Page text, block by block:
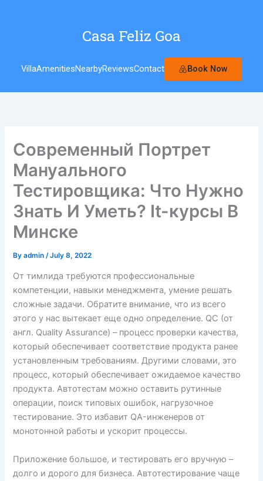
Casa Feliz Goa
VillaAmenitiesNearbyReviewsContact Book Now
Современный Портрет
Мануального
Тестировщика: Что Нужно
Знать И Уметь? It-курсы В
Минске
Byadmin/July 8, 2022
От тимлида требуются профессиональные
компетенции, навыки менеджмента, умение решать
сложные задачи. Обратите внимание, что из всего
этого у нас вытекает еще одно определение. QC (от
англ. Quality Assurance) – процесс проверки качества,
который обеспечивает соответствие продукта ранее
установленным требованиям. Другими словами, это
процесс, который обеспечивает ожидаемое качество
продукта. Автотестам можно оставить рутинные
операции, поиск типовых ошибок, нагрузочное
тестирование. Это избавит QA-инженеров от
монотонной работы и ускорит процессы.
Приложение большое, и тестировать его вручную –
долго и дорого для бизнеса. Автотестирование чаще